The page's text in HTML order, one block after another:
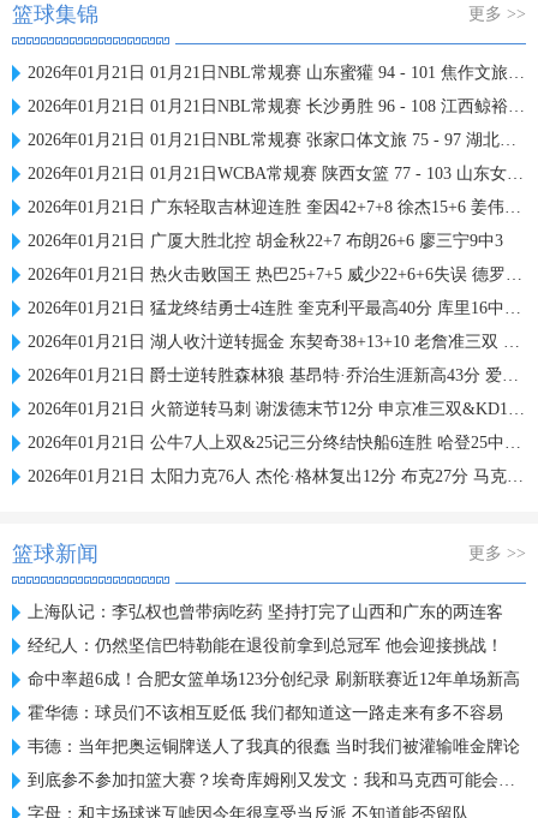
篮球集锦 更多 >>
2026年01月21日 01月21日NBL常规赛 山东蜜獾 94 - 101 焦作文旅 全场集锦
2026年01月21日 01月21日NBL常规赛 长沙勇胜 96 - 108 江西鲸裕清酒 全场集锦
2026年01月21日 01月21日NBL常规赛 张家口体文旅 75 - 97 湖北文旅 全场集锦
2026年01月21日 01月21日WCBA常规赛 陕西女篮 77 - 103 山东女篮 全场集锦
2026年01月21日 广东轻取吉林迎连胜 奎因42+7+8 徐杰15+6 姜伟泽27分
2026年01月21日 广厦大胜北控 胡金秋22+7 布朗26+6 廖三宁9中3
2026年01月21日 热火击败国王 热巴25+7+5 威少22+6+6失误 德罗赞两度引冲突
2026年01月21日 猛龙终结勇士4连胜 奎克利平最高40分 库里16中6 库明加20分
2026年01月21日 湖人收汁逆转掘金 东契奇38+13+10 老詹准三双 穆雷下半场2分
2026年01月21日 爵士逆转胜森林狼 基昂特·乔治生涯新高43分 爱德华兹38+8
2026年01月21日 火箭逆转马刺 谢泼德末节12分 申京准三双&KD18+7 文班21中5
2026年01月21日 公牛7人上双&25记三分终结快船6连胜 哈登25中9 科林斯23分
2026年01月21日 太阳力克76人 杰伦·格林复出12分 布克27分 马克西25中7
篮球新闻 更多 >>
上海队记：李弘权也曾带病吃药 坚持打完了山西和广东的两连客
经纪人：仍然坚信巴特勒能在退役前拿到总冠军 他会迎接挑战！
命中率超6成！合肥女篮单场123分创纪录 刷新联赛近12年单场新高
霍华德：球员们不该相互贬低 我们都知道这一路走来有多不容易
韦德：当年把奥运铜牌送人了我真的很蠢 当时我们被灌输唯金牌论
到底参不参加扣篮大赛？埃奇库姆刚又发文：我和马克西可能会参加
字母：和主场球迷互嘘因今年很享受当反派 不知道能否留队